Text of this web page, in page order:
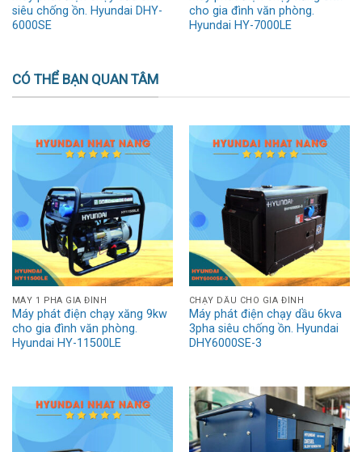
siêu chống ồn. Hyundai DHY-
6000SE
cho gia đình văn phòng.
Hyundai HY-7000LE
CÓ THỂ BẠN QUAN TÂM
MÁY 1 PHA GIA ĐÌNH
Máy phát điện chạy xăng 9kw
cho gia đình văn phòng.
Hyundai HY-11500LE
CHẠY DẦU CHO GIA ĐÌNH
Máy phát điện chạy dầu 6kva
3pha siêu chống ồn. Hyundai
DHY6000SE-3